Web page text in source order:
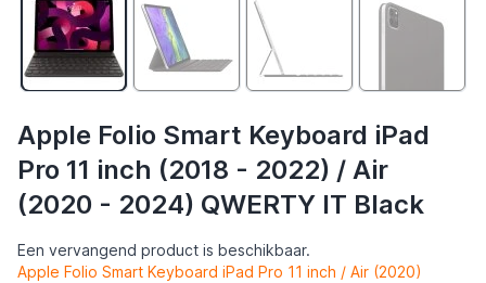
Apple Folio Smart Keyboard iPad
Pro 11 inch (2018 - 2022) / Air
(2020 - 2024) QWERTY IT Black
Een vervangend product is beschikbaar.
Apple Folio Smart Keyboard iPad Pro 11 inch / Air (2020)